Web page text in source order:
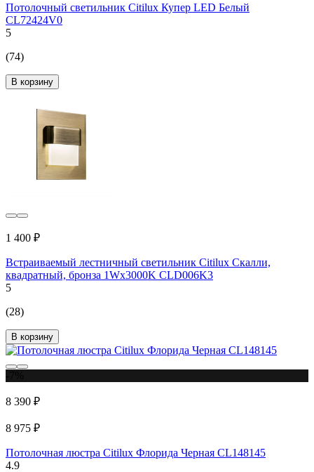
Потолочный светильник Citilux Купер LED Белый
CL72424V0
5
(74)
В корзину
1 400 ₽
Встраиваемый лестничный светильник Citilux Скалли,
квадратный, бронза 1Wх3000K CLD006K3
5
(28)
В корзину
8 390 ₽
8 975 ₽
Потолочная люстра Citilux Флорида Черная CL148145
4.9